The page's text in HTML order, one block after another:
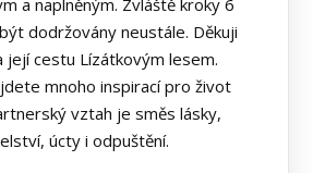
a naplněným. Zvláště kroky 6
dodržovány neustále. Děkuji
její cestu Lízátkovým lesem.
mnoho inspirací pro život
vztah je směs lásky,
úcty i odpuštění.